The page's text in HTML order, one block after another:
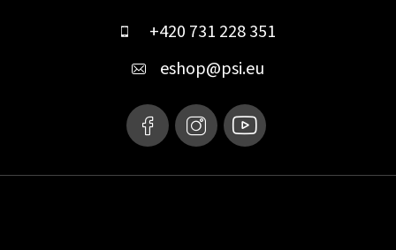
+420 731 228 351
eshop@psi.eu